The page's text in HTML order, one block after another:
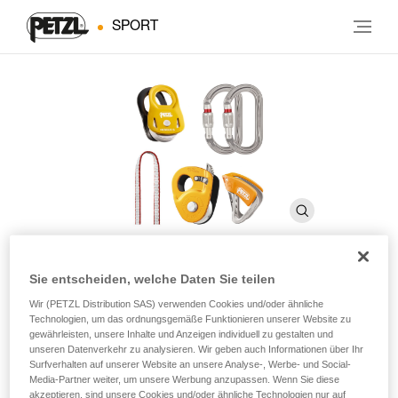
SPORT
CREVASSE RESCUE KIT
Rettungsset für die Spaltenbergung zum Einrichten eines
Flaschenzugs und zur Selbstrettung
Sie entscheiden, welche Daten Sie teilen
Wir (PETZL Distribution SAS) verwenden Cookies und/oder ähnliche
Technologien, um das ordnungsgemäße Funktionieren unserer Website zu
gewährleisten, unsere Inhalte und Anzeigen individuell zu gestalten und
unseren Datenverkehr zu analysieren. Wir geben auch Informationen über Ihr
Surfverhalten auf unserer Website an unsere Analyse-, Werbe- und Social-
Media-Partner weiter, um unsere Werbung anzupassen. Wenn Sie diese
akzeptieren, sind unsere Cookies und/oder ähnliche Technologien nur auf